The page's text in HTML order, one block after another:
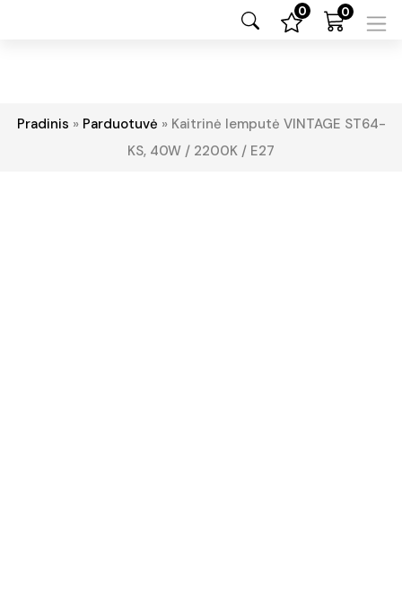
0 0
Pradinis » Parduotuvė » Kaitrinė lemputė VINTAGE ST64-
KS, 40W / 2200K / E27